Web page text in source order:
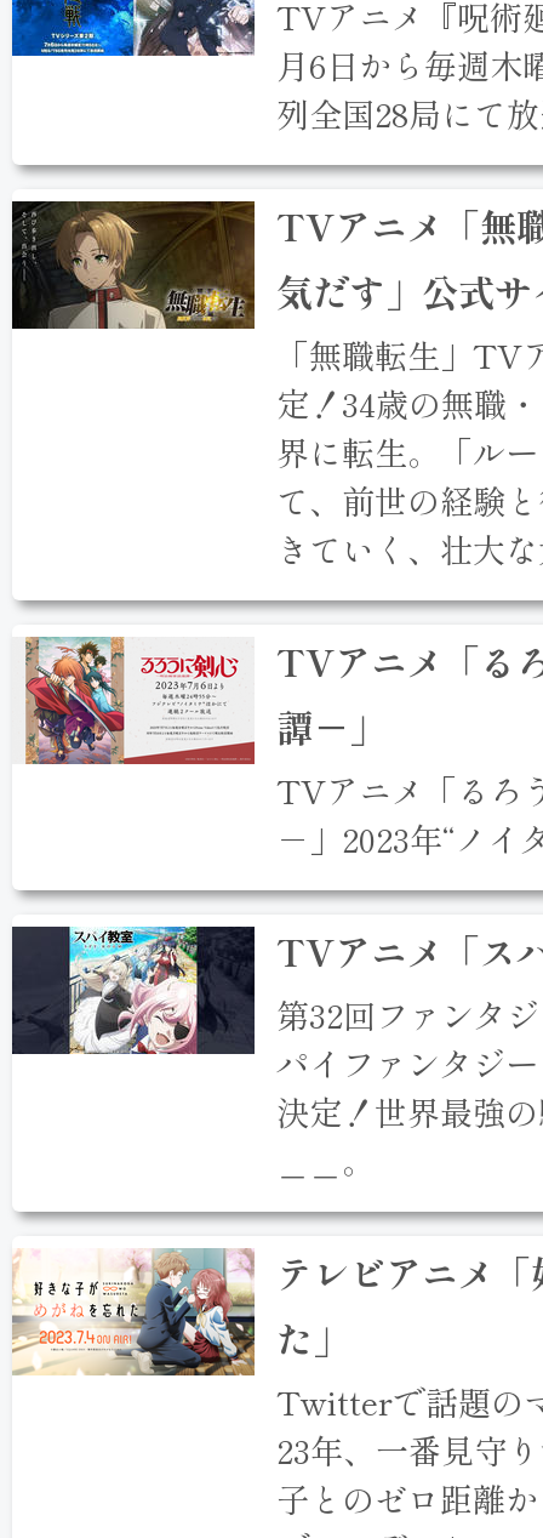
TVアニメ『呪
月6日から毎週
列全国28局にて
TVアニメ「無
気だす」公式サ
「無職転生」TV
定！34歳の無職
界に転生。「ル
て、前世の経験
きていく、壮大
TVアニメ「る
譚－」
TVアニメ「るろ
－」2023年“ノイ
TVアニメ「ス
第32回ファンタ
パイファンタジ
決定！世界最強
＿＿。
テレビアニメ
た」
Twitterで話題の
23年、一番見守
子とのゼロ距離